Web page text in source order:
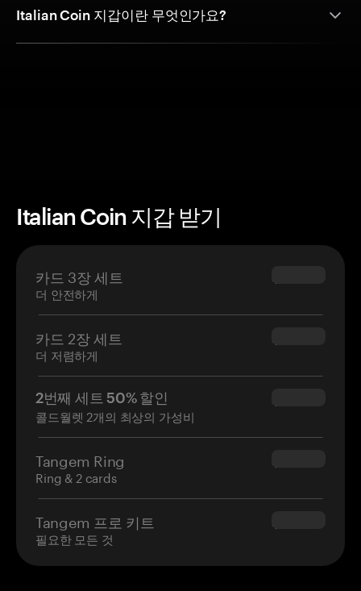
Italian Coin 지갑이란 무엇인가요?
Italian Coin 지갑 받기
카드 3장 세트
더 안전하게
$69.90
카드 2장 세트
더 저렴하게
$54.90
2번째 세트 50% 할인
콜드월렛 2개의 최상의 가성비
$34.95
Tangem Ring
Ring & 2 cards
$160.00
Tangem 프로 키트
필요한 모든 것
$180.00